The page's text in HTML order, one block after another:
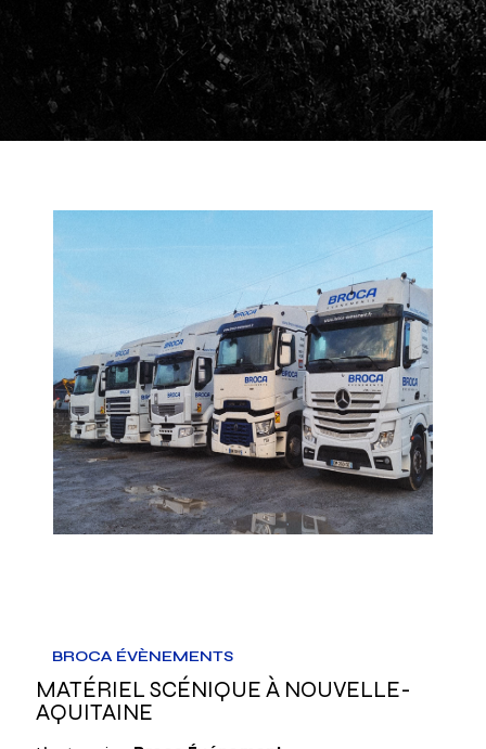
BROCA ÉVÈNEMENTS
MATÉRIEL SCÉNIQUE À NOUVELLE-
AQUITAINE